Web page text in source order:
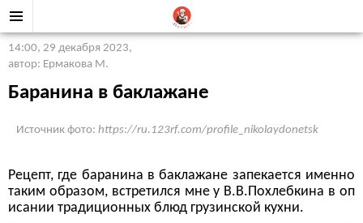
14:00, 29 декабря 2023,
автор: Ермакова М.
Баранина в баклажане
Источник фото: https://ru.123rf.com/profile_nikolaydonetsk
Рецепт, где баранина в баклажане запекается именно
таким образом, встретился мне у В.В.Похлебкина в оп
исании традиционных блюд грузинской кухни.